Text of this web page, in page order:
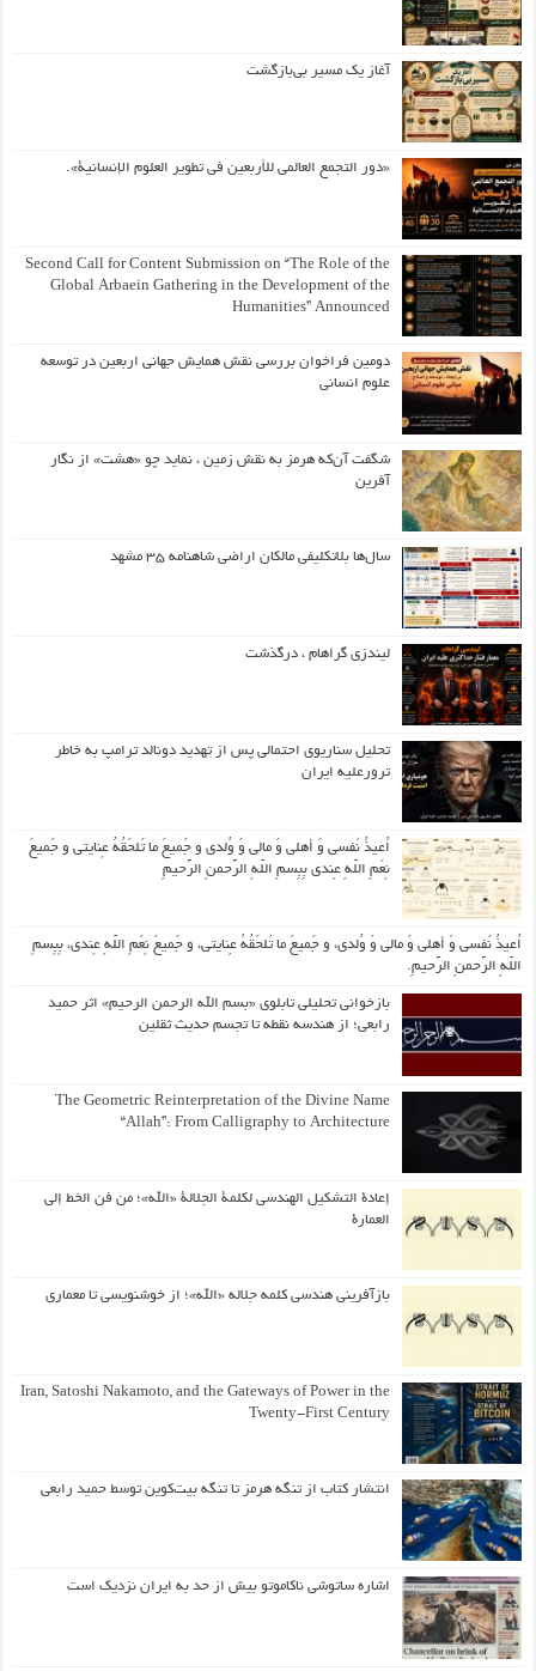
آغاز یک مسیر بی‌بازگشت
«دور التجمع العالمي للأربعين في تطوير العلوم الإنسانية».
Second Call for Content Submission on “The Role of the
Global Arbaein Gathering in the Development of the
Humanities” Announced
دومین فراخوان بررسی نقش همایش جهانی اربعین در توسعه
علوم انسانی
شگفت آن‌که هرمز به نقش زمین ، نماید چو «هشت» از نگار
آفرین
سال‌ها بلاتکلیفی مالکان اراضی شاهنامه ۳۵ مشهد
لیندزی گراهام ، درگذشت
تحلیل سناریوی احتمالی پس از تهدید دونالد ترامپ به خاطر
ترورعلیه ایران
اُعیذُ نَفسی وَ أهلی وَ مالی وَ وُلدی و جَمیعَ ما تَلحَقُهُ عِنایتی و جَمیعَ
نِعَمِ اللّهِ عِندی بِبِسمِ اللّهِ الرَّحمنِ الرَّحیمِ
اُعیذُ نَفسی وَ أهلی وَ مالی وَ وُلدی، و جَمیعَ ما تَلحَقُهُ عِنایتی، و جَمیعَ نِعَمِ اللّهِ عِندی، بِبِسمِ
اللّهِ الرَّحمنِ الرَّحیمِ.
بازخوانی تحلیلی تابلوی «بسم الله الرحمن الرحیم» اثر حمید
رابعی؛ از هندسه نقطه تا تجسم حدیث ثقلین
The Geometric Reinterpretation of the Divine Name
“Allah”: From Calligraphy to Architecture
إعادة التشكيل الهندسي لكلمة الجلالة «الله»؛ من فن الخط إلى
العمارة
بازآفرینی هندسی کلمه جلاله «الله»؛ از خوشنویسی تا معماری
Iran, Satoshi Nakamoto, and the Gateways of Power in the
Twenty-First Century
انتشار کتاب از تنگه هرمز تا تنگه بیت‌کوین توسط حمید رابعی
اشاره ساتوشی ناکاموتو بیش از حد به ایران نزدیک است